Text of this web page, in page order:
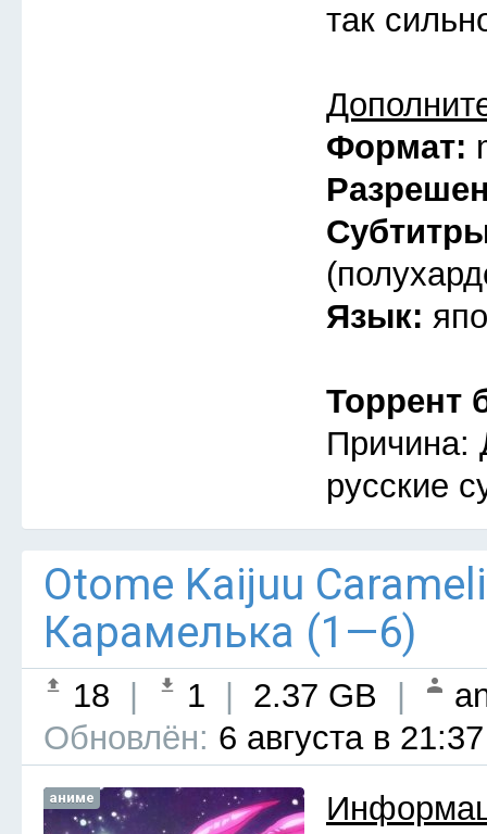
так
Формат:
Язык:
Торрент
Причина:
русские
Otome Kaijuu
Карамелька (1—6)
18 1 2.37 GB
Обновлён: 6 августа в 21:37
аниме